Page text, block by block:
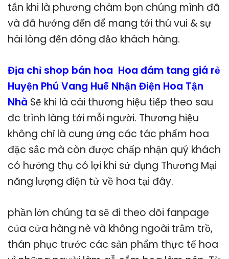
tắn khi là phương châm bọn chúng mình đã
và đã hướng đến để mang tới thú vui & sự
hài lòng đến đông đảo khách hàng.
Địa chỉ shop bán hoa Hoa đám tang giá rẻ
Huyện Phú Vang Huế Nhận Điện Hoa Tận
Nhà Sẽ khi là cái thương hiệu tiếp theo sau
đc trình làng tới mỗi người. Thương hiệu
không chỉ là cung ứng các tác phẩm hoa
đặc sắc mà còn được chấp nhận quý khách
có hưởng thụ có lợi khi sử dụng Thương Mại
năng lượng điện tử về hoa tại đây.
phần lớn chúng ta sẽ đi theo dõi fanpage
của cửa hàng nè và không ngoài trằm trồ,
thán phục trước các sản phẩm thực tế hoa